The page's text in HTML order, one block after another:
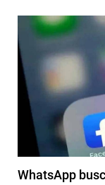
WhatsApp